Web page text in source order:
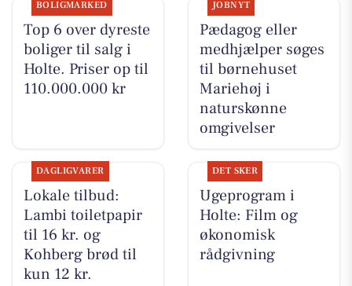
BOLIGMARKED
Top 6 over dyreste
boliger til salg i
Holte. Priser op til
110.000.000 kr
JOBNYT
Pædagog eller
medhjælper søges
til børnehuset
Mariehøj i
naturskønne
omgivelser
DAGLIGVARER
Lokale tilbud:
Lambi toiletpapir
til 16 kr. og
Kohberg brød til
kun 12 kr.
DET SKER
Ugeprogram i
Holte: Film og
økonomisk
rådgivning